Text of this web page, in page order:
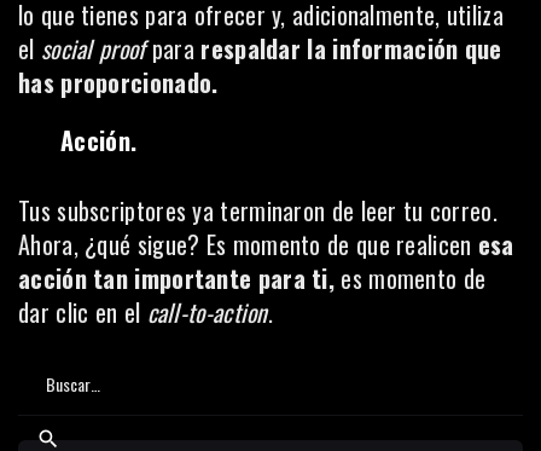
lo que tienes para ofrecer y, adicionalmente, utiliza
el social proofpara respaldar la información que
has proporcionado.
Acción.
Tus subscriptores ya terminaron de leer tu correo.
Ahora, ¿qué sigue? Es momento de que realicen esa
acción tan importante para ti, es momento de
dar clic en el call-to-action.